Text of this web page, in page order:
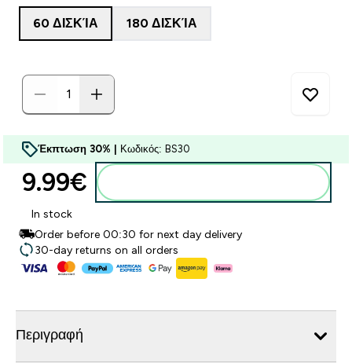
60 ΔΙΣΚΊΑ 180 ΔΙΣΚΊΑ
Έκπτωση 30% | Κωδικός: BS30
9.99€‎
In stock
Order before 00:30 for next day delivery
30-day returns on all orders
Περιγραφή